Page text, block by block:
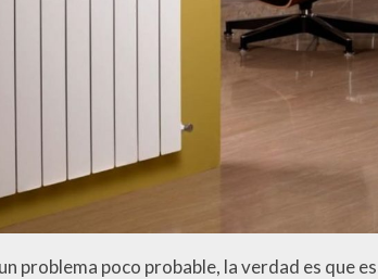
problema poco probable, la verdad es que